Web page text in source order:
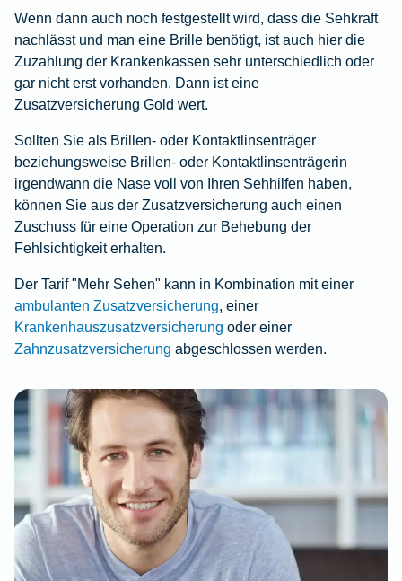
Wenn dann auch noch festgestellt wird, dass die Sehkraft
nachlässt und man eine Brille benötigt, ist auch hier die
Zuzahlung der Krankenkassen sehr unterschiedlich oder
gar nicht erst vorhanden. Dann ist eine
Zusatzversicherung Gold wert.
Sollten Sie als Brillen- oder Kontaktlinsenträger
beziehungsweise Brillen- oder Kontaktlinsenträgerin
irgendwann die Nase voll von Ihren Sehhilfen haben,
können Sie aus der Zusatzversicherung auch einen
Zuschuss für eine Operation zur Behebung der
Fehlsichtigkeit erhalten.
Der Tarif "Mehr Sehen" kann in Kombination mit einer
ambulanten Zusatzversicherung, einer
Krankenhauszusatzversicherung oder einer
Zahnzusatzversicherung abgeschlossen werden.